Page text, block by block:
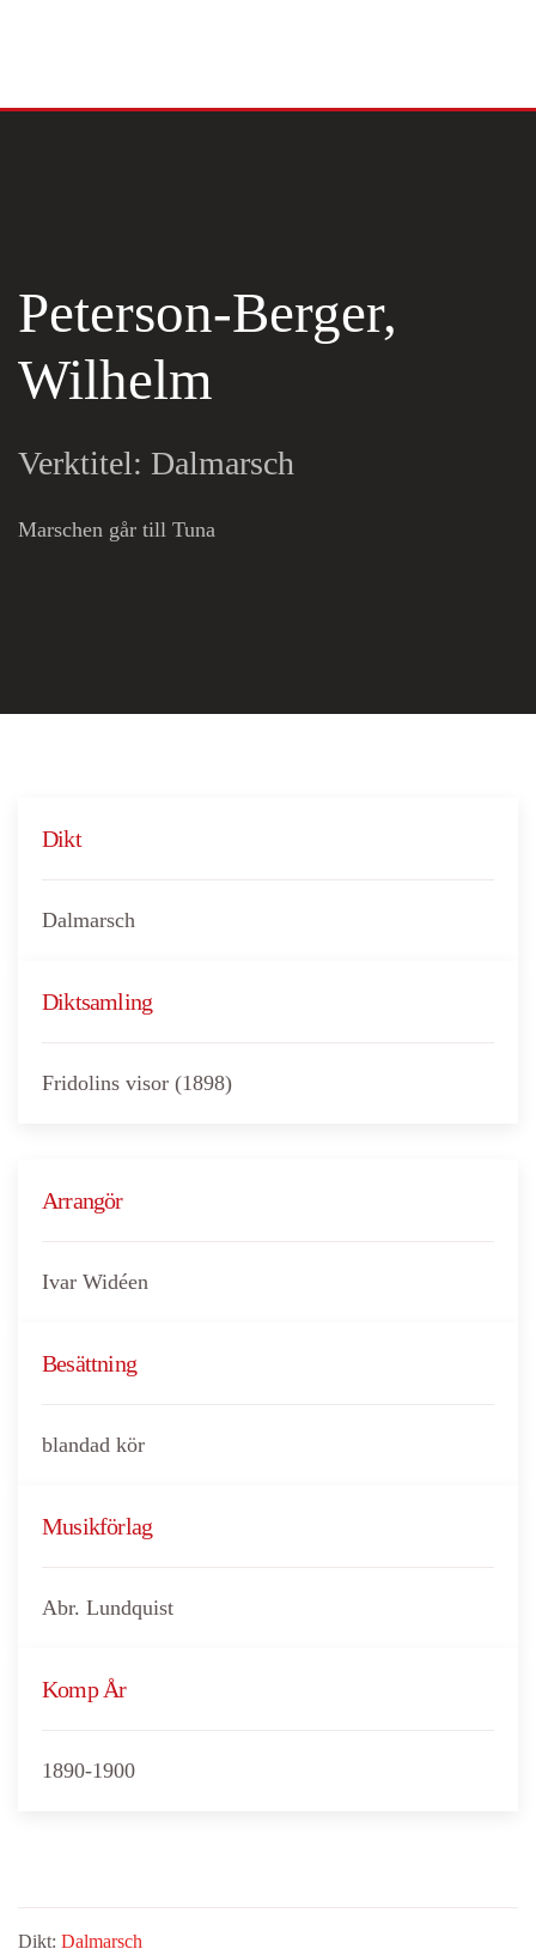
Peterson-Berger,
Wilhelm
Verktitel: Dalmarsch
Marschen går till Tuna
Dikt
Dalmarsch
Diktsamling
Fridolins visor (1898)
Arrangör
Ivar Widéen
Besättning
blandad kör
Musikförlag
Abr. Lundquist
Komp År
1890-1900
Dikt: Dalmarsch